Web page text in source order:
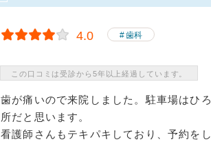
4.0 歯科
この口コミは受診から5年以上経過しています。
歯が痛いので来院しました。駐車場はひ
所だと思います。
看護師さんもテキパキしており、予約を